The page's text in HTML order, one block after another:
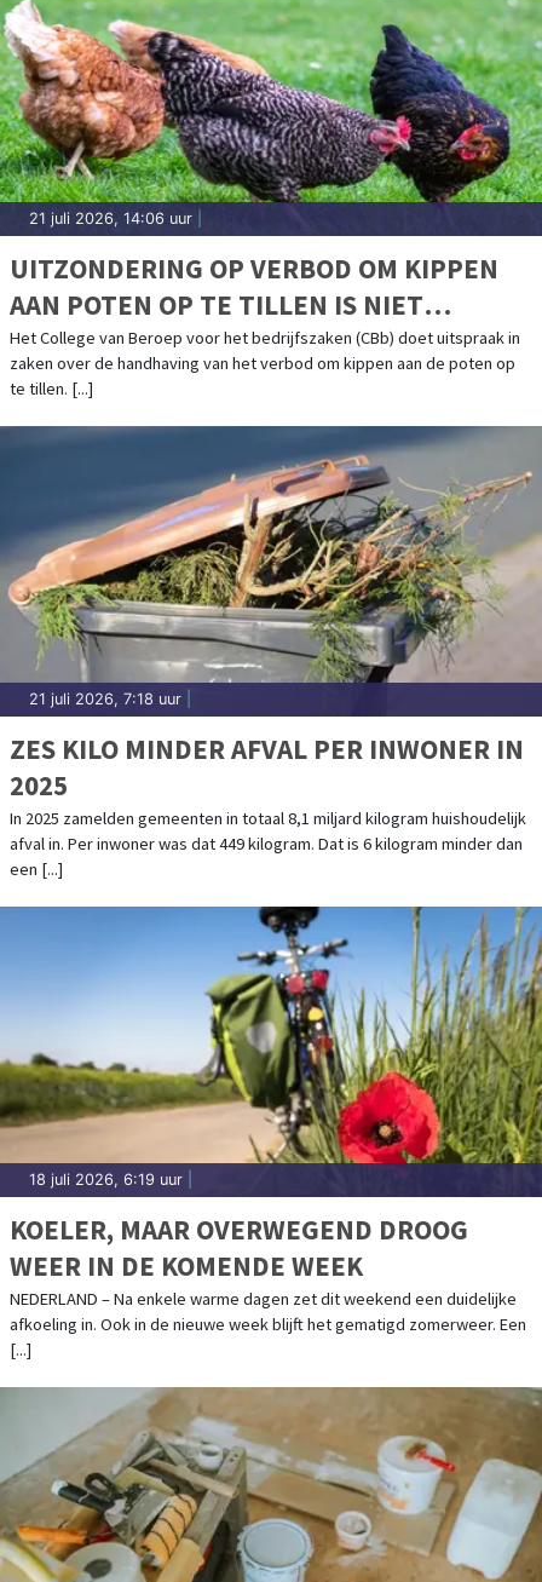
21 juli 2026, 14:06 uur
UITZONDERING OP VERBOD OM KIPPEN
AAN POTEN OP TE TILLEN IS NIET
TOEGESTAAN
Het College van Beroep voor het bedrijfszaken (CBb) doet uitspraak in
zaken over de handhaving van het verbod om kippen aan de poten op
te tillen. [...]
21 juli 2026, 7:18 uur
ZES KILO MINDER AFVAL PER INWONER IN
2025
In 2025 zamelden gemeenten in totaal 8,1 miljard kilogram huishoudelijk
afval in. Per inwoner was dat 449 kilogram. Dat is 6 kilogram minder dan
een [...]
18 juli 2026, 6:19 uur
KOELER, MAAR OVERWEGEND DROOG
WEER IN DE KOMENDE WEEK
NEDERLAND – Na enkele warme dagen zet dit weekend een duidelijke
afkoeling in. Ook in de nieuwe week blijft het gematigd zomerweer. Een
[...]